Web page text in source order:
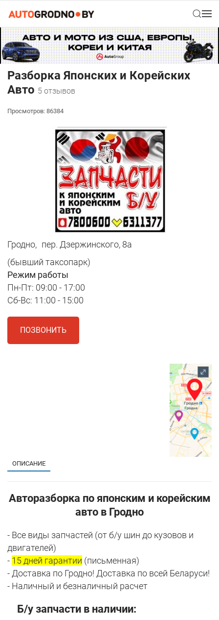
Разборка Японских и Корейских
Авто 5 отзывов
Просмотров: 86384
Гродно, пер. Дзержинского, 8а
(бывший таксопарк)
Режим работы
Пн-Пт: 09:00 - 17:00
Сб-Вс: 11:00 - 15:00
ПОЗВОНИТЬ
ОПИСАНИЕ
Авторазборка по японским и корейским
авто в Гродно
- Все виды запчастей (от б/у шин до кузовов и
двигателей)
- 15 дней гарантии (письменная)
- Доставка по Гродно! Доставка по всей Беларуси!
- Наличный и безналичный расчет
Б/у запчасти в наличии: